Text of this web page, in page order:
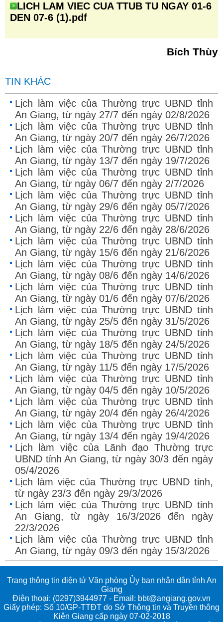
LICH LAM VIEC CUA TTUB TU NGAY 01-6
DEN 07-6 (1).pdf
Bích Thùy
TIN KHÁC
Lịch làm việc của Thường trực UBND tỉnh
An Giang, từ ngày 27/7 đến ngày 02/8/2026
Lịch làm việc của Thường trực UBND tỉnh
An Giang, từ ngày 20/7 đến ngày 26/7/2026
Lịch làm việc của Thường trực UBND tỉnh
An Giang, từ ngày 13/7 đến ngày 19/7/2026
Lịch làm việc của Thường trực UBND tỉnh
An Giang, từ ngày 06/7 đến ngày 2/7/2026
Lịch làm việc của Thường trực UBND tỉnh
An Giang, từ ngày 29/6 đến ngày 05/7/2026
Lịch làm việc của Thường trực UBND tỉnh
An Giang, từ ngày 22/6 đến ngày 28/6/2026
Lịch làm việc của Thường trực UBND tỉnh
An Giang, từ ngày 15/6 đến ngày 21/6/2026
Lịch làm việc của Thường trực UBND tỉnh
An Giang, từ ngày 08/6 đến ngày 14/6/2026
Lịch làm việc của Thường trực UBND tỉnh
An Giang, từ ngày 01/6 đến ngày 07/6/2026
Lịch làm việc của Thường trực UBND tỉnh
An Giang, từ ngày 25/5 đến ngày 31/5/2026
Lịch làm việc của Thường trực UBND tỉnh
An Giang, từ ngày 18/5 đến ngày 24/5/2026
Lịch làm việc của Thường trực UBND tỉnh
An Giang, từ ngày 11/5 đến ngày 17/5/2026
Lịch làm việc của Thường trực UBND tỉnh
An Giang, từ ngày 04/5 đến ngày 10/5/2026
Lịch làm việc của Thường trực UBND tỉnh
An Giang, từ ngày 20/4 đến ngày 26/4/2026
Lịch làm việc của Thường trực UBND tỉnh
An Giang, từ ngày 13/4 đến ngày 19/4/2026
Lịch làm việc của Lãnh đạo Thường trực
UBND tỉnh An Giang, từ ngày 30/3 đến ngày
05/4/2026
Lịch làm việc của Thường trực UBND tỉnh,
từ ngày 23/3 đến ngày 29/3/2026
Lịch làm việc của Thường trực UBND tỉnh
An Giang, từ ngày 16/3/2026 đến ngày
22/3/2026
Lịch làm việc của Thường trực UBND tỉnh
An Giang, từ ngày 09/3 đến ngày 15/3/2026
Trang thông tin điện tử Văn phòng Ủy ban nhân dân tỉnh An
Giang
Điện thoại: (0297)3944977 - Email: bbt@angiang.gov.vn
Giấy phép: Số 10/GP-TTĐT do Sở Thông tin và Truyền thông
Kiên Giang cấp ngày 07-02-2018